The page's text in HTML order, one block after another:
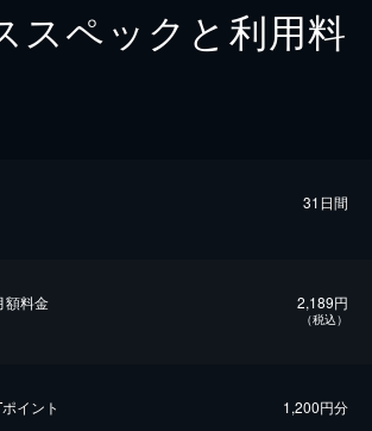
スペックと利用料
31日間
額料金 2,189円
（税込）
イント 1,200円分